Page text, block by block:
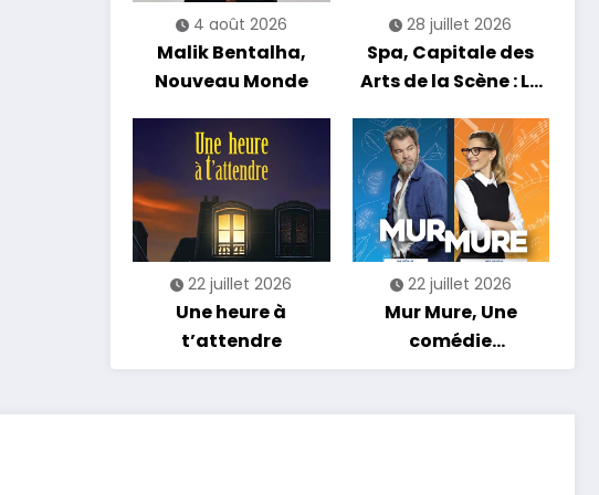
4 août 2026
Malik Bentalha,
Nouveau Monde
28 juillet 2026
Spa, Capitale des
Arts de la Scène : Le
est Lancé !
22 juillet 2026
Une heure à
t’attendre
22 juillet 2026
Mur Mure, Une
comédie
romantique en